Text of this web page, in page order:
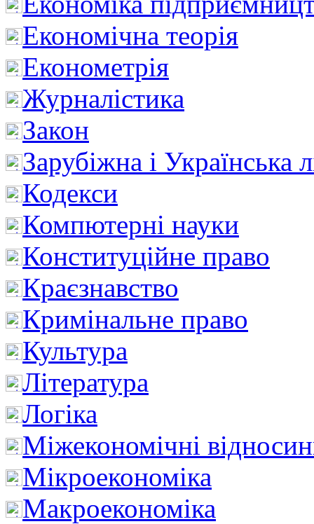
Економічна теорія
Економетрія
Журналістика
Закон
Зарубіжна і Українська
Кодекси
Компютерні науки
Конституційне право
Краєзнавство
Кримінальне право
Культура
Література
Логіка
Міжекономічні
Мікроекономіка
Макроекономіка